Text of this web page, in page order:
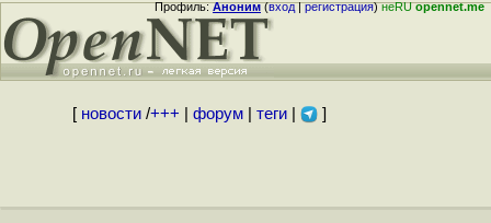
Профиль:Аноним(вход|регистрация)неRUopennet.me
[ новости/+++ форум| теги| ]